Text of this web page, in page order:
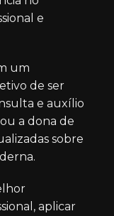
e
um
de ser
e auxílio
a dona de
sobre
aplicar